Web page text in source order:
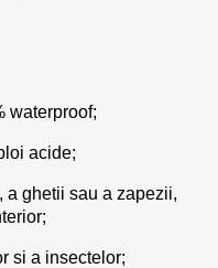
waterproof;
acide;
a ghetii sau a zapezii,
si a insectelor;